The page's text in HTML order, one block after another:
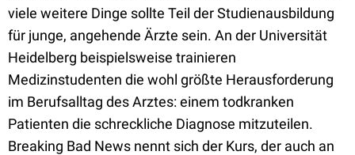
viele weitere Dinge sollte Teil der Studienausbildung
für junge, angehende Ärzte sein. An der Universität
Heidelberg beispielsweise trainieren
Medizinstudenten die wohl größte Herausforderung
im Berufsalltag des Arztes: einem todkranken
Patienten die schreckliche Diagnose mitzuteilen.
Breaking Bad News nennt sich der Kurs, der auch an